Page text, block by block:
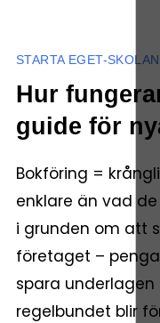
STARTA EGET-SKOLAN
Hur
guide för
Bokföring =
enklare än vad
i grunden om att
företaget –
spara underlagen
regelbundet blir